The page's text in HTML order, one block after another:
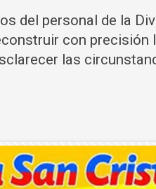
del personal de la
con precisión
las